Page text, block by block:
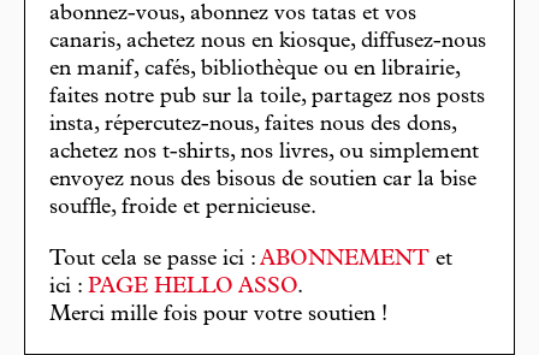
abonnez-vous, abonnez vos tatas et vos
canaris, achetez nous en kiosque, diffusez-nous
en manif, cafés, bibliothèque ou en librairie,
faites notre pub sur la toile, partagez nos posts
insta, répercutez-nous, faites nous des dons,
achetez nos t-shirts, nos livres, ou simplement
envoyez nous des bisous de soutien car la bise
souffle, froide et pernicieuse.
Tout cela se passe ici : ABONNEMENT et
ici : PAGE HELLO ASSO.
Merci mille fois pour votre soutien !